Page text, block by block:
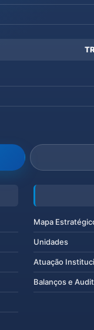
Mapa
Unidades
Atuação
Balanços e